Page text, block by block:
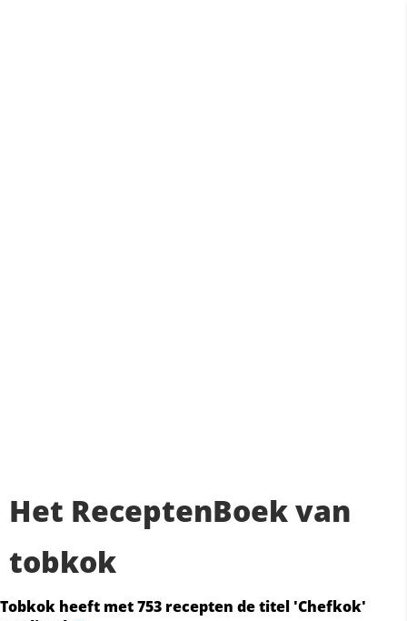
Het ReceptenBoek van
tobkok
Tobkok heeft met 753 recepten de titel 'Chefkok'